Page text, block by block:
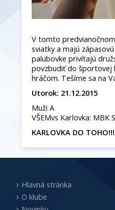
V tomto
sviatky a majú
palubovke privítajú
povzbudiť do športovej
hráčom. Tešíme sa na
Utorok: 21.12.2015
Muži A
VŠEMvs Karlovka: MBK
KARLOVKA DO
Hlavná stránka
O klube